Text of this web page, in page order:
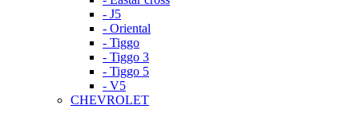
- J5
- Oriental
- Tiggo
- Tiggo 3
- Tiggo 5
- V5
CHEVROLET